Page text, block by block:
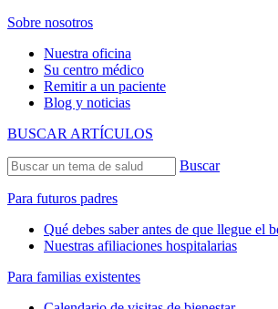
Sobre nosotros
Nuestra oficina
Su centro médico
Remitir a un paciente
Blog y noticias
BUSCAR ARTÍCULOS
Buscar
Para futuros padres
Qué debes saber antes de que llegue el
Nuestras afiliaciones hospitalarias
Para familias existentes